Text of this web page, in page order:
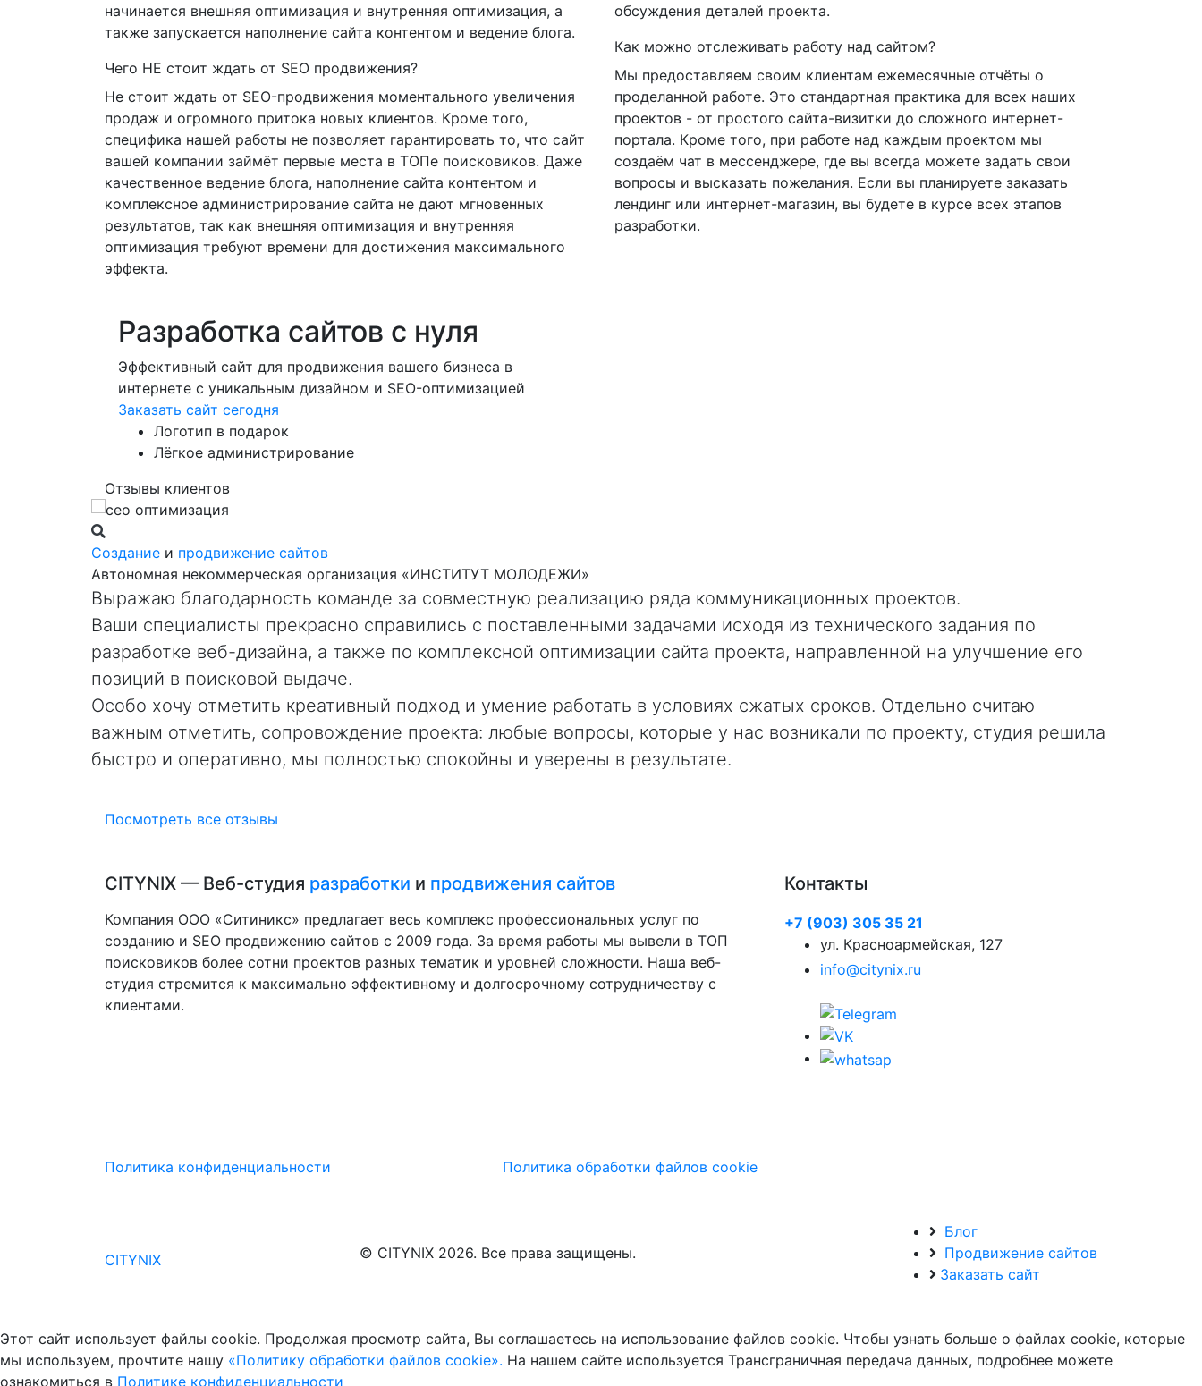
начинается внешняя оптимизация и внутренняя оптимизация, а
также запускается наполнение сайта контентом и ведение блога.
Чего НЕ стоит ждать от SEO продвижения?
Не стоит ждать от SEO-продвижения моментального увеличения
продаж и огромного притока новых клиентов. Кроме того,
специфика нашей работы не позволяет гарантировать то, что сайт
вашей компании займёт первые места в ТОПе поисковиков. Даже
качественное ведение блога, наполнение сайта контентом и
комплексное администрирование сайта не дают мгновенных
результатов, так как внешняя оптимизация и внутренняя
оптимизация требуют времени для достижения максимального
эффекта.
обсуждения деталей проекта.
Как можно отслеживать работу над сайтом?
Мы предоставляем своим клиентам ежемесячные отчёты о
проделанной работе. Это стандартная практика для всех наших
проектов - от простого сайта-визитки до сложного интернет-
портала. Кроме того, при работе над каждым проектом мы
создаём чат в мессенджере, где вы всегда можете задать свои
вопросы и высказать пожелания. Если вы планируете заказать
лендинг или интернет-магазин, вы будете в курсе всех этапов
разработки.
Разработка сайтов с нуля
Эффективный сайт для продвижения вашего бизнеса в
интернете с уникальным дизайном и SEO-оптимизацией
Заказать сайт сегодня
Логотип в подарок
Лёгкое администрирование
Отзывы клиентов
Создание и продвижение сайтов
Автономная некоммерческая организация «ИНСТИТУТ МОЛОДЕЖИ»
Выражаю благодарность команде за совместную реализацию ряда коммуникационных проектов.
Ваши специалисты прекрасно справились с поставленными задачами исходя из технического задания по
разработке веб-дизайна, а также по комплексной оптимизации сайта проекта, направленной на улучшение его
позиций в поисковой выдаче.
Особо хочу отметить креативный подход и умение работать в условиях сжатых сроков. Отдельно считаю
важным отметить, сопровождение проекта: любые вопросы, которые у нас возникали по проекту, студия решила
быстро и оперативно, мы полностью спокойны и уверены в результате.
Посмотреть все отзывы
CITYNIX — Веб-студия разработки и продвижения сайтов
Компания ООО «Ситиникс» предлагает весь комплекс профессиональных услуг по
созданию и SEO продвижению сайтов с 2009 года. За время работы мы вывели в ТОП
поисковиков более сотни проектов разных тематик и уровней сложности. Наша веб-
студия стремится к максимально эффективному и долгосрочному сотрудничеству с
клиентами.
Контакты
+7 (903) 305 35 21
ул. Красноармейская, 127
info@citynix.ru
Политика конфиденциальности Политика обработки файлов cookie
CITYNIX © CITYNIX 2026. Все права защищены.
Блог
Продвижение сайтов
Заказать сайт
Этот сайт использует файлы cookie. Продолжая просмотр сайта, Вы соглашаетесь на использование файлов cookie. Чтобы узнать больше о файлах cookie, которые
мы используем, прочтите нашу «Политику обработки файлов cookie». На нашем сайте используется Трансграничная передача данных, подробнее можете
ознакомиться в Политике конфиденциальности